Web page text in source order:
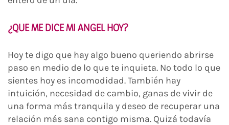
¿QUE ME DICE MI ANGEL HOY?
Hoy te digo que hay algo bueno queriendo abrirse
paso en medio de lo que te inquieta. No todo lo que
sientes hoy es incomodidad. También hay
intuición, necesidad de cambio, ganas de vivir de
una forma más tranquila y deseo de recuperar una
relación más sana contigo misma. Quizá todavía